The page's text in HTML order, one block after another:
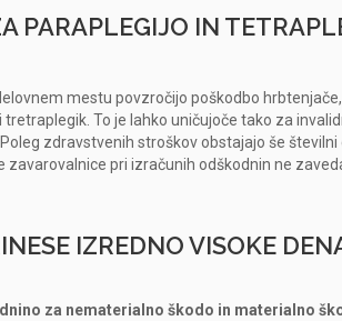
PARAPLEGIJO IN
mestu povzročijo poškodbo
To je lahko uničujoče tako za
zdravstvenih stroškov obstajajo še številni
pri izračunih odškodnin ne
IZREDNO VISOKE
za nematerialno škodo in materialno